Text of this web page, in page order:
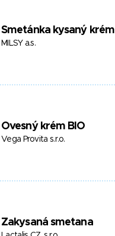
Smetánka kysaný krém
MILSY a.s.
Ovesný krém BIO
Vega Provita s.r.o.
Zakysaná smetana